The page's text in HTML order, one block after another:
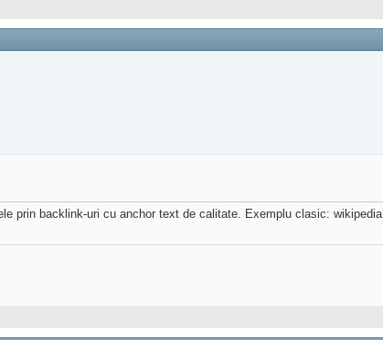
prin backlink-uri cu anchor text de calitate. Exemplu clasic: wikipedia